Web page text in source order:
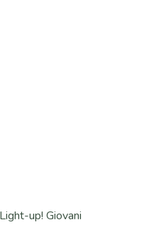
up! Giovani